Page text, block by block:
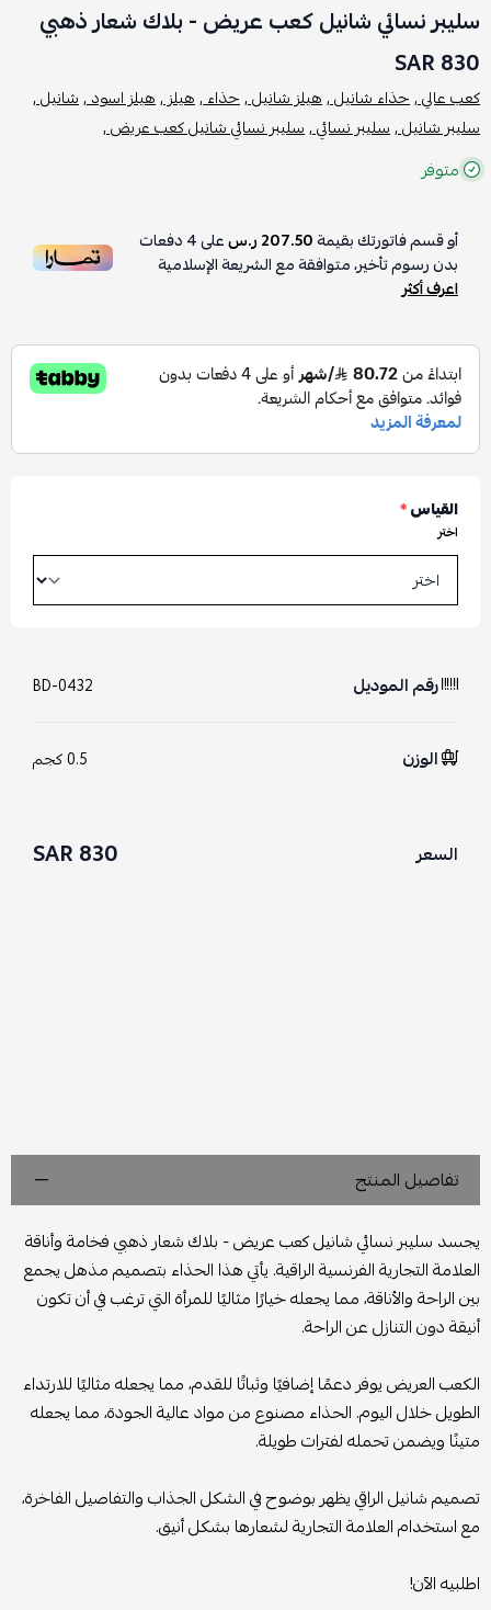
سليبر نسائي شانيل كعب عريض - بلاك شعار ذهبي
830 SAR
كعب عالي ,حذاء شانيل ,هيلز شانيل ,حذاء ,هيلز ,هيلز اسود ,شانيل ,
سليبر شانيل ,سليبر نسائي ,سليبر نسائي شانيل كعب عريض ,
متوفر
أو قسم فاتورتك بقيمة207.50 ر.س على4دفعات
بدون رسوم تأخير، متوافقة مع الشريعة الإسلامية
اعرف أكثر
القياس*
اختر
رقم الموديل BD-0432
الوزن 0.5 كجم
السعر 830 SAR
تفاصيل المنتج
يجسد سليبر نسائي شانيل كعب عريض - بلاك شعار ذهبي فخامة وأناقة
العلامة التجارية الفرنسية الراقية. يأتي هذا الحذاء بتصميم مذهل يجمع
بين الراحة والأناقة، مما يجعله خيارًا مثاليًا للمرأة التي ترغب في أن تكون
أنيقة دون التنازل عن الراحة.
الكعب العريض يوفر دعمًا إضافيًا وثباتًا للقدم، مما يجعله مثاليًا للارتداء
الطويل خلال اليوم. الحذاء مصنوع من مواد عالية الجودة، مما يجعله
متينًا ويضمن تحمله لفترات طويلة.
تصميم شانيل الراقي يظهر بوضوح في الشكل الجذاب والتفاصيل الفاخرة،
مع استخدام العلامة التجارية لشعارها بشكل أنيق.
اطلبيه الآن!